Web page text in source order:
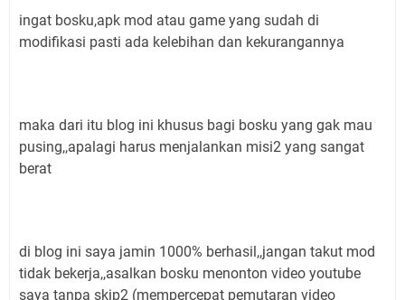
ingat bosku,apk mod atau game yang sudah di
modifikasi pasti ada kelebihan dan kekurangannya
maka dari itu blog ini khusus bagi bosku yang gak mau
pusing,,apalagi harus menjalankan misi2 yang sangat
berat
di blog ini saya jamin 1000% berhasil,,jangan takut mod
tidak bekerja,,asalkan bosku menonton video youtube
saya tanpa skip2 (mempercepat pemutaran video